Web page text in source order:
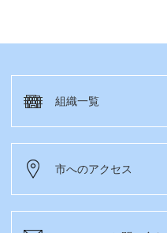
組織一覧
市へのアクセス